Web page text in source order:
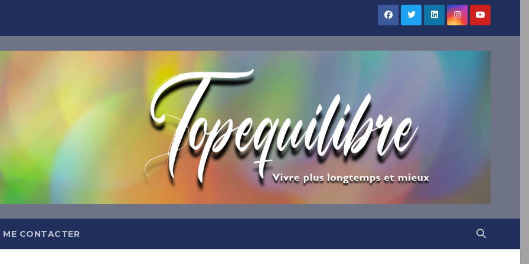
ME CONTACTER
TOPEQUILIBRE
Abonnez-vous !
Et recevez tous les jours dans votre boîte mail nos
meilleures inspirations.